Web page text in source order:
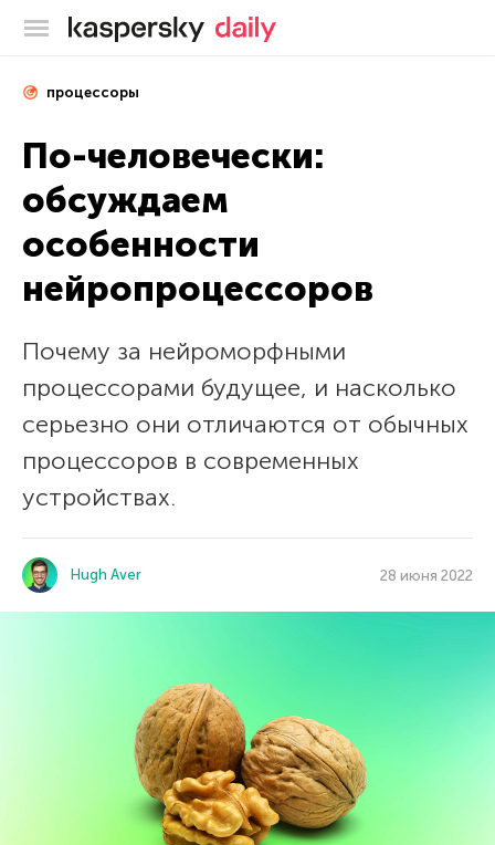
Блог Касперского
процессоры
По-человечески:
обсуждаем
особенности
нейропроцессоров
Почему за нейроморфными
процессорами будущее, и насколько
серьезно они отличаются от обычных
процессоров в современных
устройствах.
Hugh Aver 28 июня 2022